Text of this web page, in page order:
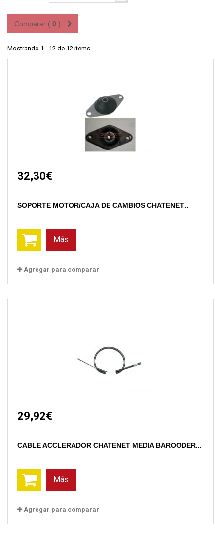
Comparar ( 0 )
Mostrando 1 - 12 de 12 items
32,30€
SOPORTE MOTOR/CAJA DE CAMBIOS CHATENET...
Más
Agregar para comparar
29,92€
CABLE ACCLERADOR CHATENET MEDIA BAROODER...
Más
Agregar para comparar